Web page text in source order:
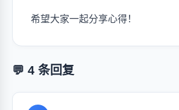
希望大家一起分享心得！
💬 4 条回复